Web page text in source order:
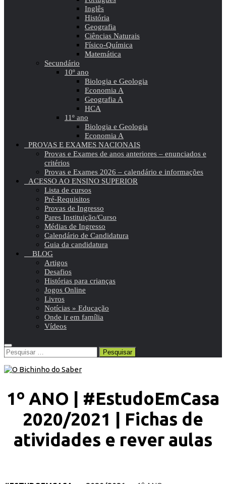
Inglês
História
Geografia
Ciências Naturais
Físico-Química
Matemática
Secundário
10º ano
Biologia e Geologia
Economia A
Geografia A
HCA
11º ano
Biologia e Geologia
Economia A
PROVAS E EXAMES NACIONAIS
Provas e Exames de anos anteriores – enunciados e
critérios
Provas e Exames 2026 – calendário e informações
ACESSO AO ENSINO SUPERIOR
Lista de cursos
Pré-Requisitos
Provas de Ingresso
Pares Instituição/Curso
Médias de Ingresso
Calendário de Candidatura
Guia da candidatura
BLOG
Artigos
Desafios
Histórias para crianças
Jogos Online
Livros
Notícias » Educação
Onde ir em família
Vídeos
Pesquisar
por:
1º ANO | #EstudoEmCasa
2020/2021 | Fichas de
atividades e rever aulas